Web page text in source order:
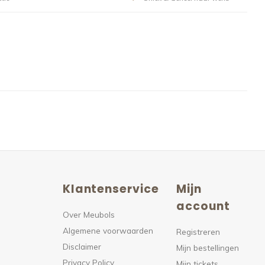
Klantenservice
Over Meubols
Algemene voorwaarden
Disclaimer
Privacy Policy
Mijn
account
Registreren
Mijn bestellingen